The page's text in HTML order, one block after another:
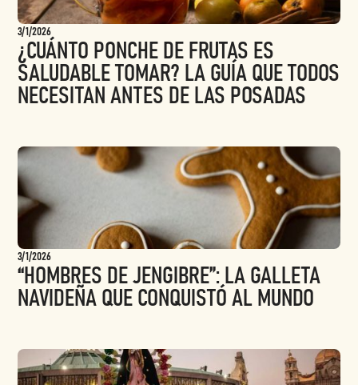
3/1/2026
¿CUÁNTO PONCHE DE FRUTAS ES
SALUDABLE TOMAR? LA GUÍA QUE TODOS
NECESITAN ANTES DE LAS POSADAS
3/1/2026
“HOMBRES DE JENGIBRE”: LA GALLETA
NAVIDEÑA QUE CONQUISTÓ AL MUNDO